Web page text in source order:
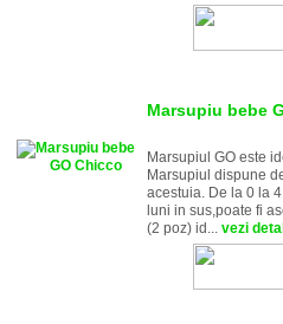
Marsupiu bebe
Marsupiul GO este
Marsupiul dispune
acestuia. De la 0 la
luni in sus,poate fi
(2 poz) id... vezi